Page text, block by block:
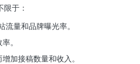
于：
流量和品牌曝光率。
。
加接稿数量和收入。